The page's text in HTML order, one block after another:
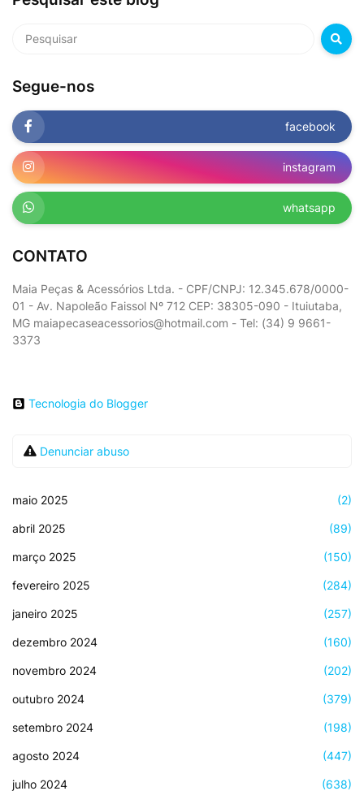
Segue-nos
facebook
instagram
whatsapp
CONTATO
Maia Peças & Acessórios Ltda. - CPF/CNPJ: 12.345.678/0000-
01 - Av. Napoleão Faissol Nº 712 CEP: 38305-090 - Ituiutaba,
MG maiapecaseacessorios@hotmail.com - Tel: (34) 9 9661-
3373
Tecnologia do Blogger
Denunciar abuso
maio 2025 (2)
abril 2025 (89)
março 2025 (150)
fevereiro 2025 (284)
janeiro 2025 (257)
dezembro 2024 (160)
novembro 2024 (202)
outubro 2024 (379)
setembro 2024 (198)
agosto 2024 (447)
julho 2024 (638)